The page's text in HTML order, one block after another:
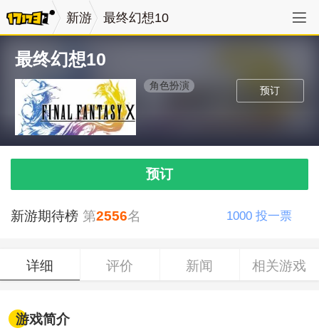
新游 最终幻想10
最终幻想10
预订
角色扮演
预订
新游期待榜 第2556名 1000 投一票
详细 评价 新闻 相关游戏
游戏简介